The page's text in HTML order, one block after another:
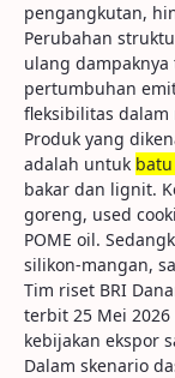
pengangkutan,
Perubahan
ulang
pertumbuhan
fleksibilitas dalam
Produk yang
adalah untuk
bakar dan lignit.
goreng, used
POME oil.
silikon-mangan,
Tim riset BRI
terbit 25 Mei
kebijakan ekspor
Dalam skenario